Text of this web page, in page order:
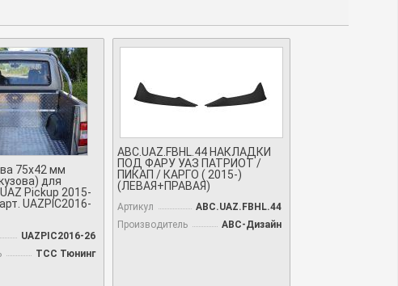
75х42 мм
для
Pickup 2015-
UAZPIC2016-
UAZPIC2016-26
TCC Тюнинг
ABC.UAZ.FBHL.44 НАКЛАДКИ
ПОД ФАРУ УАЗ ПАТРИОТ /
ПИКАП / КАРГО ( 2015-)
(ЛЕВАЯ+ПРАВАЯ)
Артикул
ABC.UAZ.FBHL.44
Производитель
АВС-Дизайн